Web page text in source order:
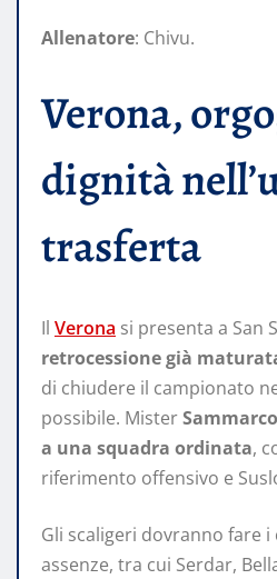
Allenatore: Chivu.
Verona,
dignità
trasferta
Il Verona si presenta a San
retrocessione già
di chiudere il campionato
possibile. MisterSammarco
a una squadra ordinata,
riferimento offensivo e
Gli scaligeri dovranno fare
assenze, tra cui Serdar,